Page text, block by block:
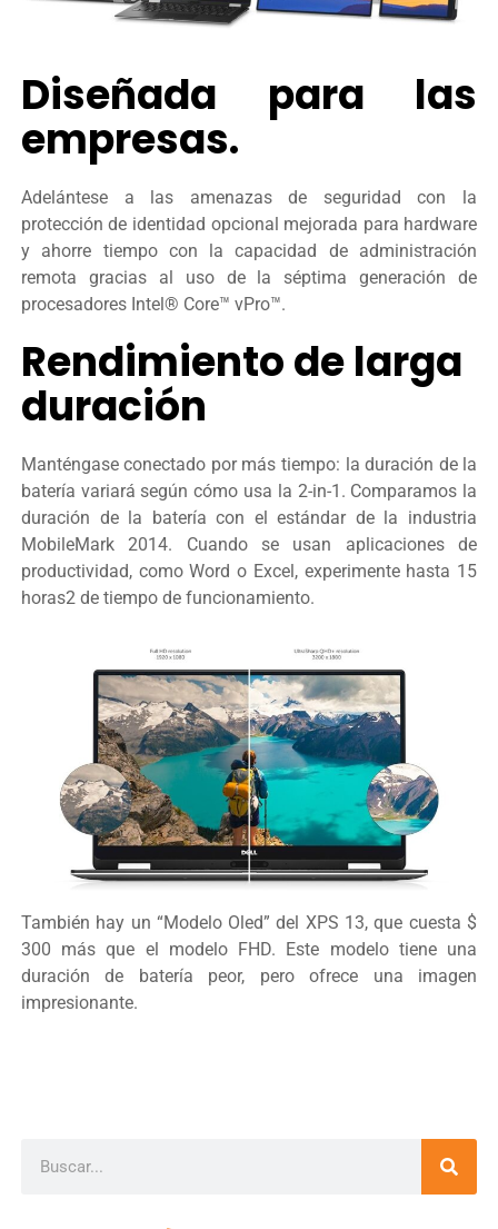
Diseñada para las
empresas.
Adelántese a las amenazas de seguridad con la
protección de identidad opcional mejorada para hardware
y ahorre tiempo con la capacidad de administración
remota gracias al uso de la séptima generación de
procesadores Intel® Core™ vPro™.
Rendimiento de larga
duración
Manténgase conectado por más tiempo: la duración de la
batería variará según cómo usa la 2-in-1. Comparamos la
duración de la batería con el estándar de la industria
MobileMark 2014. Cuando se usan aplicaciones de
productividad, como Word o Excel, experimente hasta 15
horas2 de tiempo de funcionamiento.
También hay un “Modelo Oled” del XPS 13, que cuesta $
300 más que el modelo FHD. Este modelo tiene una
duración de batería peor, pero ofrece una imagen
impresionante.